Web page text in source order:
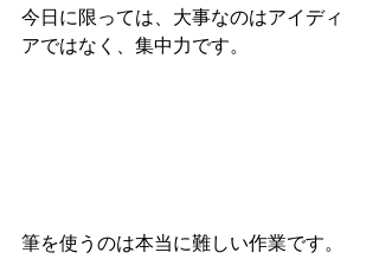
今日に限っては、大事なのはアイディ
アではなく、集中力です。
筆を使うのは本当に難しい作業です。